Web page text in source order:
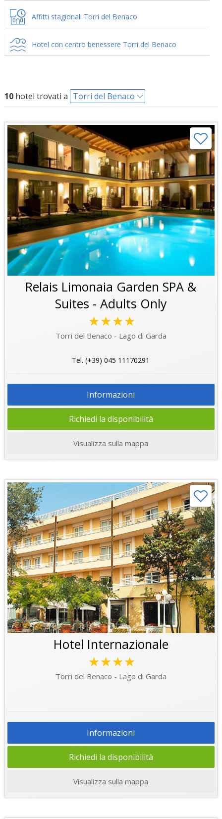
Affitti stagionali Torri del Benaco
Hotel con centro benessere Torri del Benaco
10hotel trovati a Torri del Benaco
Relais Limonaia Garden SPA &
Suites - Adults Only
★★★★
Torri del Benaco - Lago di Garda
Tel. (+39) 045 11170291
Informazioni
Richiedi la disponibilità
Visualizza sulla mappa
Hotel Internazionale
★★★★
Torri del Benaco - Lago di Garda
Informazioni
Richiedi la disponibilità
Visualizza sulla mappa